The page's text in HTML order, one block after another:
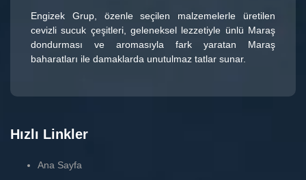
Engizek Grup, özenle seçilen malzemelerle üretilen
cevizli sucuk çeşitleri, geleneksel lezzetiyle ünlü Maraş
dondurması ve aromasıyla fark yaratan Maraş
baharatları ile damaklarda unutulmaz tatlar sunar.
Hızlı Linkler
Ana Sayfa